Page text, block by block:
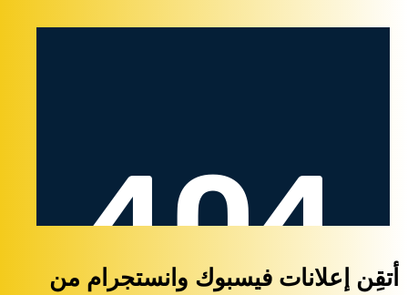
أتقِن إعلانات فيسبوك وانستجرام من